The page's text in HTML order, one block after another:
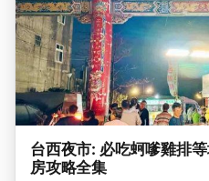
台西夜市: 必吃蚵嗲雞排
房攻略全集